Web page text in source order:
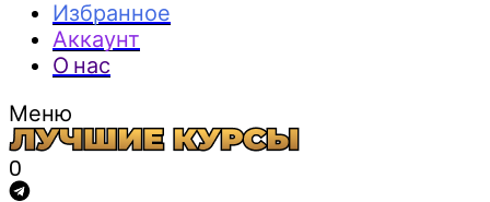
Избранное
Аккаунт
О нас
Меню
0